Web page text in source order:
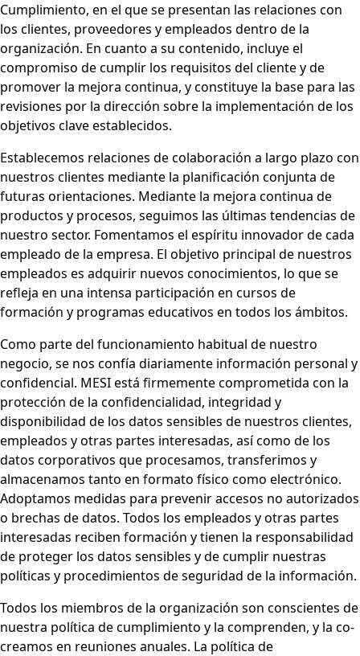
Cumplimiento, en el que se presentan las relaciones con
los clientes, proveedores y empleados dentro de la
organización. En cuanto a su contenido, incluye el
compromiso de cumplir los requisitos del cliente y de
promover la mejora continua, y constituye la base para las
revisiones por la dirección sobre la implementación de los
objetivos clave establecidos.
Establecemos relaciones de colaboración a largo plazo con
nuestros clientes mediante la planificación conjunta de
futuras orientaciones. Mediante la mejora continua de
productos y procesos, seguimos las últimas tendencias de
nuestro sector. Fomentamos el espíritu innovador de cada
empleado de la empresa. El objetivo principal de nuestros
empleados es adquirir nuevos conocimientos, lo que se
refleja en una intensa participación en cursos de
formación y programas educativos en todos los ámbitos.
Como parte del funcionamiento habitual de nuestro
negocio, se nos confía diariamente información personal y
confidencial. MESI está firmemente comprometida con la
protección de la confidencialidad, integridad y
disponibilidad de los datos sensibles de nuestros clientes,
empleados y otras partes interesadas, así como de los
datos corporativos que procesamos, transferimos y
almacenamos tanto en formato físico como electrónico.
Adoptamos medidas para prevenir accesos no autorizados
o brechas de datos. Todos los empleados y otras partes
interesadas reciben formación y tienen la responsabilidad
de proteger los datos sensibles y de cumplir nuestras
políticas y procedimientos de seguridad de la información.
Todos los miembros de la organización son conscientes de
nuestra política de cumplimiento y la comprenden, y la co-
creamos en reuniones anuales. La política de